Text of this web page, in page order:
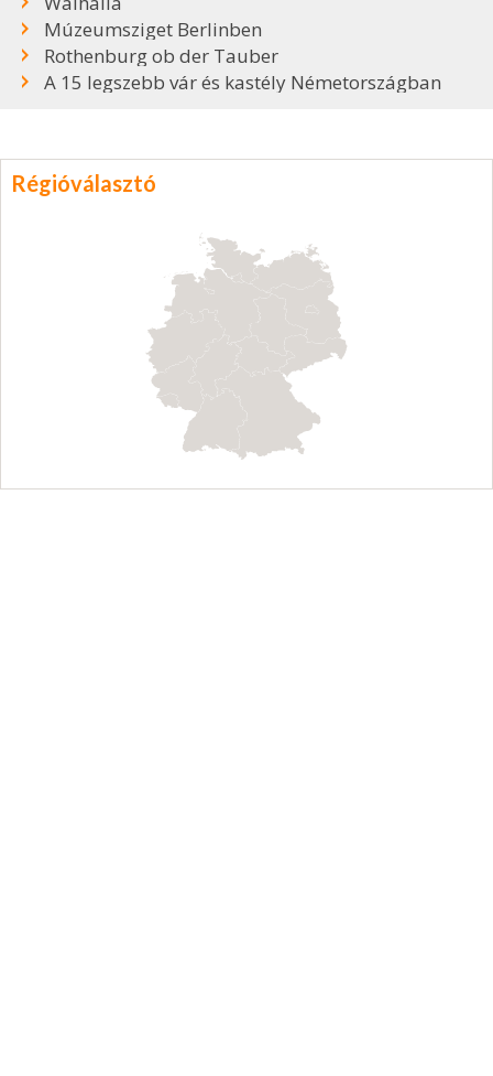
Múzeumsziget Berlinben
Rothenburg ob der Tauber
A 15 legszebb vár és kastély Németországban
Régióválasztó